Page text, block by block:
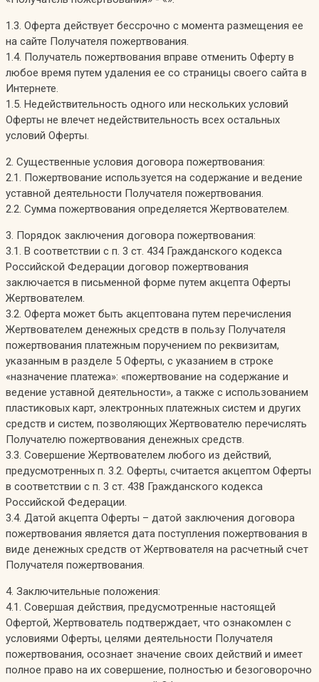
1.3. Оферта действует бессрочно с момента размещения ее
на сайте Получателя пожертвования.
1.4. Получатель пожертвования вправе отменить Оферту в
любое время путем удаления ее со страницы своего сайта в
Интернете.
1.5. Недействительность одного или нескольких условий
Оферты не влечет недействительность всех остальных
условий Оферты.
2. Существенные условия договора пожертвования:
2.1. Пожертвование используется на содержание и ведение
уставной деятельности Получателя пожертвования.
2.2. Сумма пожертвования определяется Жертвователем.
3. Порядок заключения договора пожертвования:
3.1. В соответствии с п. 3 ст. 434 Гражданского кодекса
Российской Федерации договор пожертвования
заключается в письменной форме путем акцепта Оферты
Жертвователем.
3.2. Оферта может быть акцептована путем перечисления
Жертвователем денежных средств в пользу Получателя
пожертвования платежным поручением по реквизитам,
указанным в разделе 5 Оферты, с указанием в строке
«назначение платежа»: «пожертвование на содержание и
ведение уставной деятельности», а также с использованием
пластиковых карт, электронных платежных систем и других
средств и систем, позволяющих Жертвователю перечислять
Получателю пожертвования денежных средств.
3.3. Совершение Жертвователем любого из действий,
предусмотренных п. 3.2. Оферты, считается акцептом Оферты
в соответствии с п. 3 ст. 438 Гражданского кодекса
Российской Федерации.
3.4. Датой акцепта Оферты – датой заключения договора
пожертвования является дата поступления пожертвования в
виде денежных средств от Жертвователя на расчетный счет
Получателя пожертвования.
4. Заключительные положения:
4.1. Совершая действия, предусмотренные настоящей
Офертой, Жертвователь подтверждает, что ознакомлен с
условиями Оферты, целями деятельности Получателя
пожертвования, осознает значение своих действий и имеет
полное право на их совершение, полностью и безоговорочно